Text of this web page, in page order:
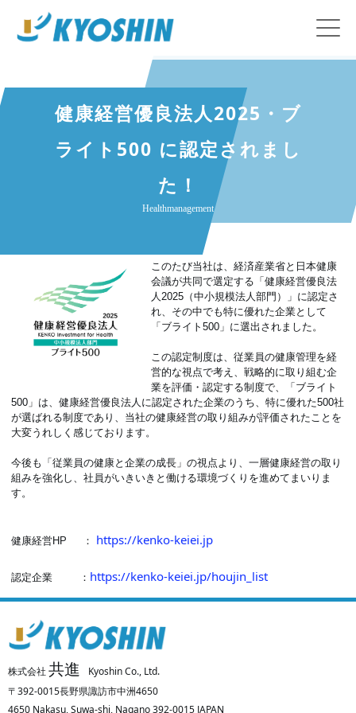
健康経営優良法人2025・ブ
ライト500 に認定されまし
た！
Healthmanagement
このたび当社は、経済産業省と日本健康
会議が共同で選定する「健康経営優良法
人2025（中小規模法人部門）」に認定さ
れ、その中でも特に優れた企業として
「ブライト500」に選出されました。
この認定制度は、従業員の健康管理を経
営的な視点で考え、戦略的に取り組む企
業を評価・認定する制度で、「ブライト
500」は、健康経営優良法人に認定された企業のうち、特に優れた500社
が選ばれる制度であり、当社の健康経営の取り組みが評価されたことを
大変うれしく感じております。
今後も「従業員の健康と企業の成長」の視点より、一層健康経営の取り
組みを強化し、社員がいきいきと働ける環境づくりを進めてまいりま
す。
健康経営HP ： https://kenko-keiei.jp
認定企業 ： https://kenko-keiei.jp/houjin_list
株式会社共進
Kyoshin Co., Ltd.
〒392-0015長野県諏訪市中洲4650
4650 Nakasu, Suwa-shi, Nagano 392-0015 JAPAN